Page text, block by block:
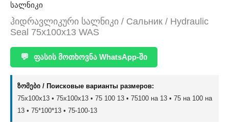
სალნიკი
ჰიდრავლიკური სალნიკი / Сальник / Hydraulic
Seal 75x100x13 WAS
💬 ფასის მოთხოვნა WhatsApp-ში
ზომები / Поисковые варианты размеров:
75x100x13 • 75х100х13 • 75 100 13 • 75100 на 13 • 75 на 100 на
13 • 75*100*13 • 75-100-13